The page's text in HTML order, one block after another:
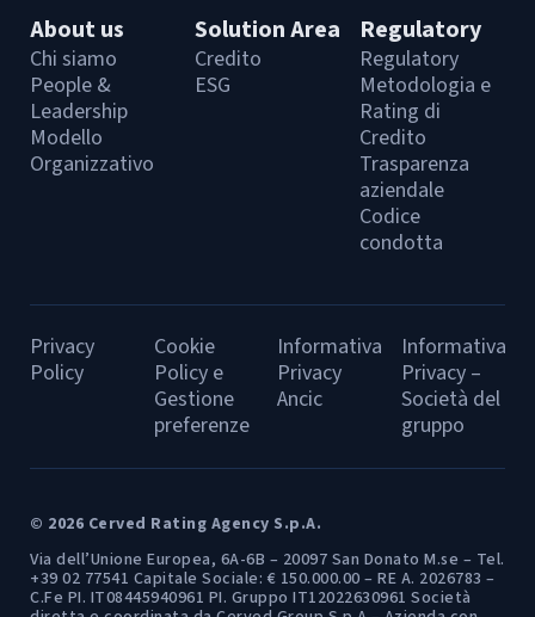
About us
Chi siamo
People &
Leadership
Modello
Organizzativo
Solution Area
Credito
ESG
Regulatory
Regulatory
Metodologia e
Rating di
Credito
Trasparenza
aziendale
Codice
condotta
Privacy
Policy
Cookie
Policy e
Gestione
preferenze
Informativa
Privacy
Ancic
Informativa
Privacy –
Società del
gruppo
© 2026 Cerved Rating Agency S.p.A.
Via dell’Unione Europea, 6A-6B – 20097 San Donato M.se – Tel.
+39 02 77541 Capitale Sociale: € 150.000.00 – RE A. 2026783 –
C.Fe PI. IT08445940961 PI. Gruppo IT12022630961 Società